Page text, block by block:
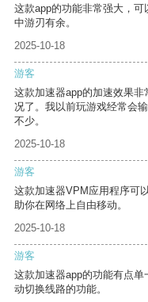
这款app的功能非常强大，
中游刃有余。
2025-10-18
游客
这款加速器app的加速效果
况了。我以前玩游戏经常会
不少。
2025-10-18
游客
这款加速器VPM应用程序可
助你在网络上自由移动。
2025-10-18
游客
这款加速器app的功能有点
动切换线路的功能。